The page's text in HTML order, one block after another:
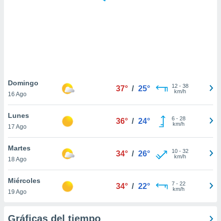
similares
como
sitio
de
traten tus
en
interés
su
Domingo
16 Ago
37° / 25° 12- 38
km/h
Lunes
17 Ago
36° / 24° 6- 28
km/h
Martes
18 Ago
34° / 26° 10- 32
km/h
Miércoles
19 Ago
34° / 22° 7- 22
km/h
Gráficas del tiempo